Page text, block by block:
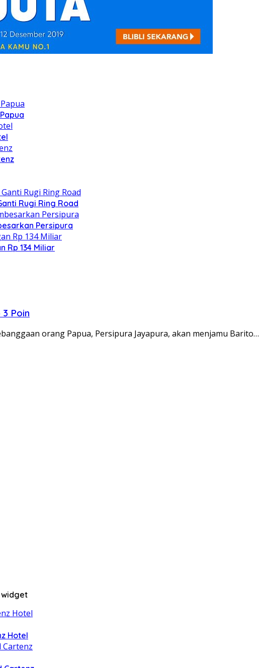
Rugi Ring Road
Persipura
Rp 134 Miliar
Poin
orang Papua, Persipura Jayapura, akan menjamu Barito…
widget
Hotel